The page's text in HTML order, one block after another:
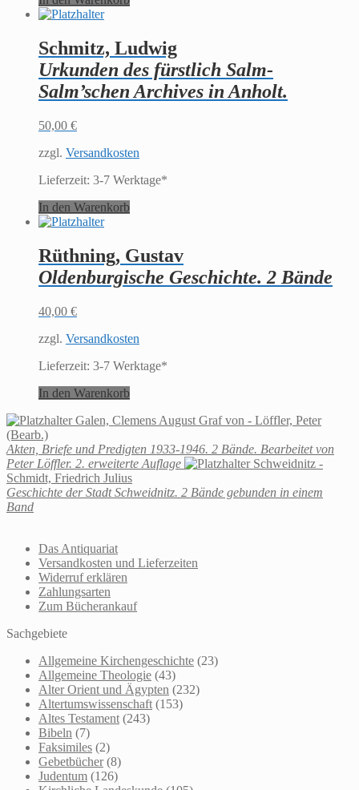
Schmitz, Ludwig
Urkunden des fürstlich Salm-
Salm’schen Archives in Anholt.
50,00 €
zzgl. Versandkosten
Lieferzeit: 3-7 Werktage*
In den Warenkorb
Rüthning, Gustav
Oldenburgische Geschichte. 2 Bände
40,00 €
zzgl. Versandkosten
Lieferzeit: 3-7 Werktage*
In den Warenkorb
Galen, Clemens August Graf von - Löffler, Peter
(Bearb.)
Akten, Briefe und Predigten 1933-1946. 2 Bände. Bearbeitet von
Peter Löffler. 2. erweiterte Auflage
Schweidnitz -
Schmidt, Friedrich Julius
Geschichte der Stadt Schweidnitz. 2 Bände gebunden in einem
Band
Das Antiquariat
Versandkosten und Lieferzeiten
Widerruf erklären
Zahlungsarten
Zum Bücherankauf
Sachgebiete
Allgemeine Kirchengeschichte (23)
Allgemeine Theologie (43)
Alter Orient und Ägypten (232)
Altertumswissenschaft (153)
Altes Testament (243)
Bibeln (7)
Faksimiles (2)
Gebetbücher (8)
Judentum (126)